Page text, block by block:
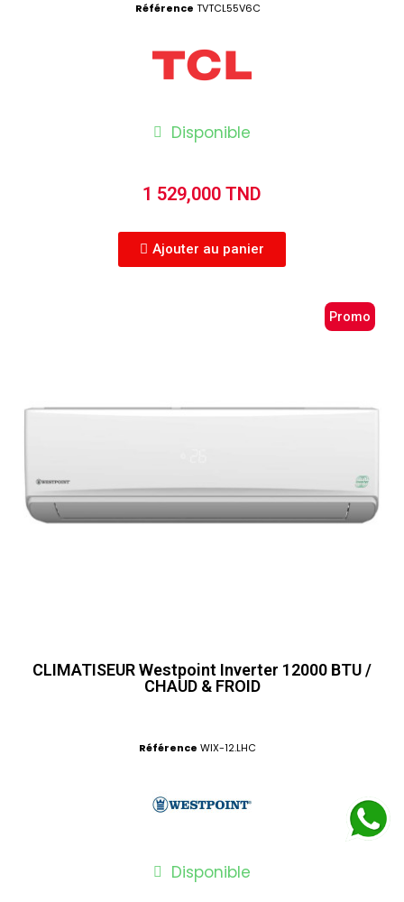
Référence TVTCL55V6C
Disponible
1 529,000 TND
Ajouter au panier
Promo
CLIMATISEUR Westpoint Inverter 12000 BTU /
CHAUD & FROID
Référence WIX-12.LHC
Disponible